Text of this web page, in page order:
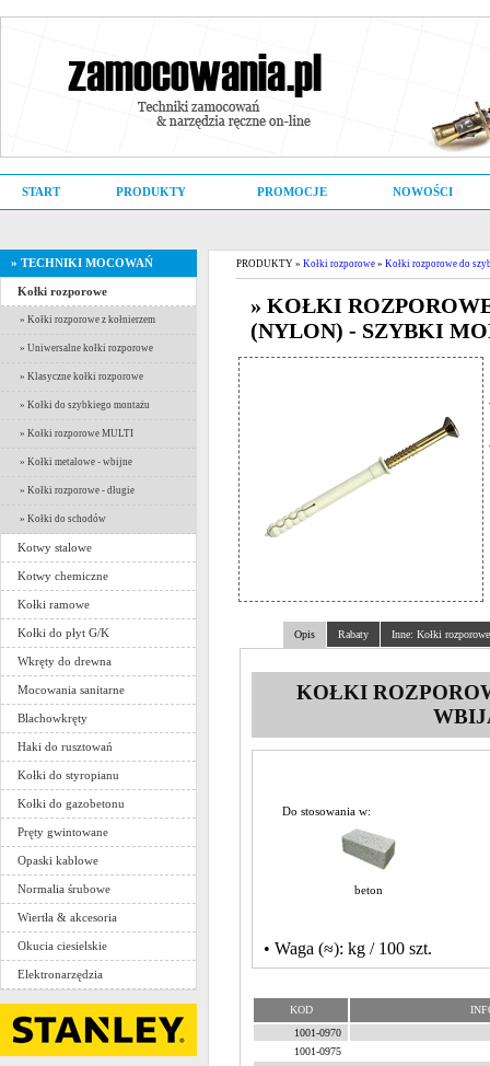
START PRODUKTY PROMOCJE NOWOŚCI
» TECHNIKI MOCOWAŃ
Kołki rozporowe
» Kołki rozporowe z kołnierzem
» Uniwersalne kołki rozporowe
» Klasyczne kołki rozporowe
» Kołki do szybkiego montażu
» Kołki rozporowe MULTI
» Kołki metalowe - wbijne
» Kołki rozporowe - długie
» Kołki do schodów
Kotwy stalowe
Kotwy chemiczne
Kołki ramowe
Kołki do płyt G/K
Wkręty do drewna
Mocowania sanitarne
Blachowkręty
Haki do rusztowań
Kołki do styropianu
Kołki do gazobetonu
Pręty gwintowane
Opaski kablowe
Normalia śrubowe
Wiertła & akcesoria
Okucia ciesielskie
Elektronarzędzia
PRODUKTY » Kołki rozporowe » Kołki rozporowe do
» KOŁKI
(NYLON) - SZYBKI
Opis Rabaty Inne: Kołki
KOŁKI
Do stosowania w:
beton
• Waga (≈): kg / 100 szt.
KOD
1001-0970
1001-0975